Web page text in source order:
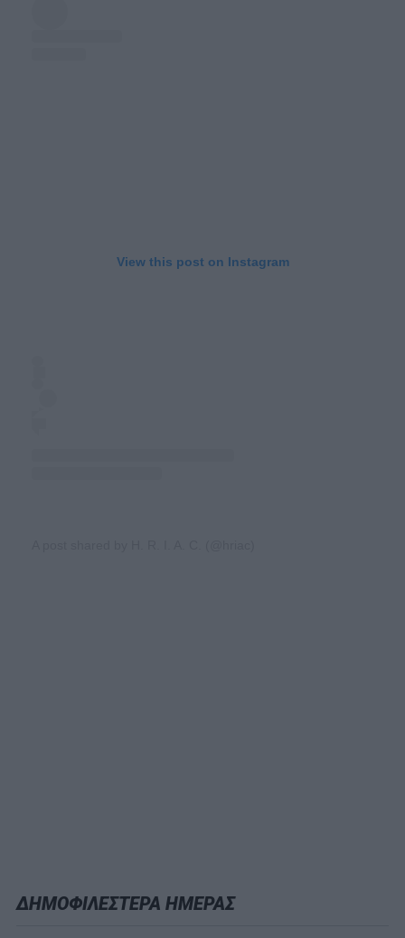
View this post on Instagram
ΔΗΜΟΦΙΛΕΣΤΕΡΑ ΗΜΕΡΑΣ